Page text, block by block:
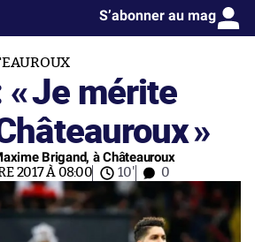
S’abonner au mag
«Je mérite
»
Brigand, à Châteauroux
2017 À 08:00 10' 0